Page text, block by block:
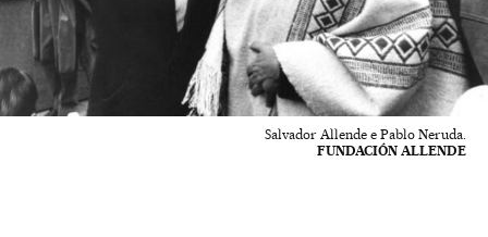
Salvador Allende e Pablo Neruda.
FUNDACIÓN ALLENDE